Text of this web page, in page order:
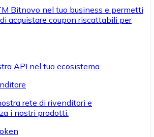
Bitnovo nel tuo business e permetti
acquistare coupon riscattabili per
API nel tuo ecosistema.
rete di rivenditori e
i nostri prodotti.